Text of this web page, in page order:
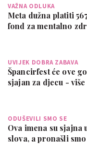
VAŽNA ODLUKA
Meta dužna platiti
fond za mentalno
UVIJEK DOBRA ZABAVA
Špancirfest će ove
sjajan za djecu -
ODUŠEVILI SMO SE
Ova imena su sjajna
slova, a pronašli